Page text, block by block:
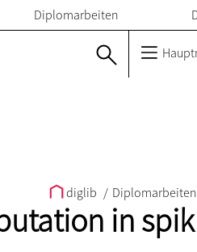
Diplomarbeiten
diglib / Diplomarbeiten
in